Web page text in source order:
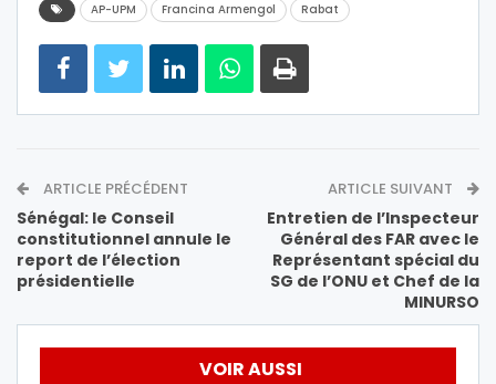
AP-UPM Francina Armengol Rabat
ARTICLE PRÉCÉDENT
Sénégal: le Conseil
constitutionnel annule le
report de l’élection
présidentielle
ARTICLE SUIVANT
Entretien de l’Inspecteur
Général des FAR avec le
Représentant spécial du
SG de l’ONU et Chef de la
MINURSO
VOIR AUSSI